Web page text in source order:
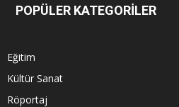
POPÜLER KATEGORİLER
Eğitim
Kültür Sanat
Röportaj